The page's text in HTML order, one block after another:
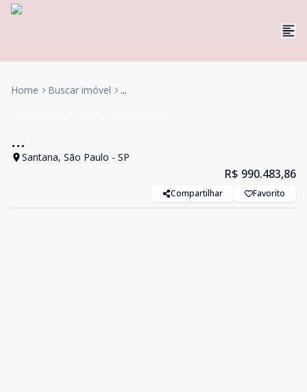
Home Buscar imóvel ...
...
Santana, São Paulo - SP
R$ 990.483,86
Compartilhar Favorito